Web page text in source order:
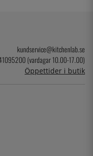
kundservice@kitchenlab.se
(vardagar 10.00-17.00)
Öppettider i butik